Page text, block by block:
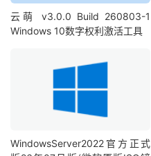
云萌 v3.0.0 Build 260803-1
Windows 10数字权利激活工具
WindowsServer2022官方正式